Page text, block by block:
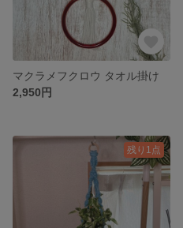
マクラメフクロウ タオル掛け
2,950円
残り1点